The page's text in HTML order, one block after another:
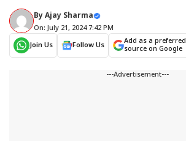
ByAjay Sharma
On: July 21, 2024 7:42 PM
Join Us
Follow Us
Add as a preferred
source on Google
---Advertisement---